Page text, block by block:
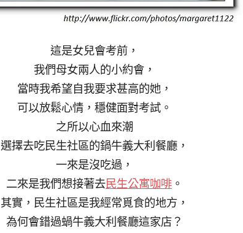
這是女兒會考前，
我們母女兩人的小約會，
當時我希望自我要求甚高的她，
可以放鬆心情，穩健面對考試。
之所以心血來潮
選擇去吃民生社區的鍋牛義大利餐廳，
一來是沒吃過，
二來是我們想接著去民生公寓咖啡 。
其實，民生社區是我經常覓食的地方，
為何會錯過蝸牛義大利餐廳這家店？